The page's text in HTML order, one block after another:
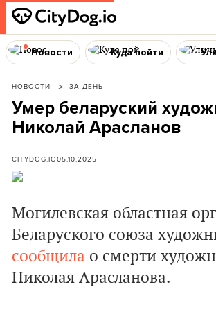
Новости Куда пойти
НОВОСТИ ЗА ДЕНЬ
Умер беларуский
Николай Арасланов
CITYDOG.IO05.10.2025
Могилевская областная
Беларуского союза
сообщила о смерти
Николая Арасланова.